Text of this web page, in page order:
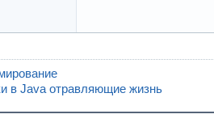
в Java отравляющие жизнь